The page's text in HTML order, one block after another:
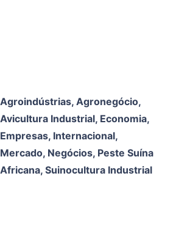
Agroindústrias, Agronegócio,
Avicultura Industrial, Economia,
Empresas, Internacional,
Mercado, Negócios, Peste Suína
Africana, Suinocultura Industrial